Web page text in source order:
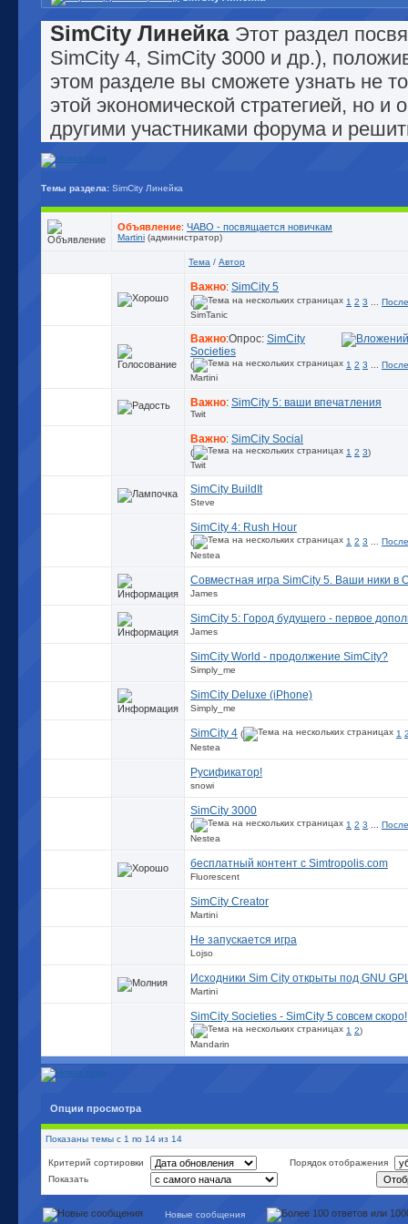
SimCity Линейка Этот раздел
SimCity 4, SimCity 3000 и др.),
этом разделе вы сможете узнать не
этой экономической стратегией, но
другими участниками форума и
Темы раздела: SimCity Линейка
Объявление: ЧАВО - посвящается новичкам
Martini (администратор)
Тема / Автор
Важно: SimCity 5
( 1 2 3
SimTanic
Важно:Опрос: SimCity
Societies
( 1 2 3
Martini
Важно: SimCity 5: ваши впечатления
Twit
Важно: SimCity Social
( 1 2 3)
Twit
SimCity BuildIt
Steve
SimCity 4: Rush Hour
( 1 2 3
Nestea
Совместная игра SimCity 5. Ваши ники в
James
SimCity 5: Город будущего - первое
James
SimCity World - продолжение SimCity?
Simply_me
SimCity Deluxe (iPhone)
Simply_me
SimCity 4 ( 1
Nestea
Русификатор!
snowi
SimCity 3000
( 1 2 3
Nestea
бесплатный контент с Simtropolis.com
Fluorescent
SimCity Creator
Martini
Не запускается игра
Lojso
Исходники Sim City открыты под GNU
Martini
SimCity Societies - SimCity 5 совсем скоро!
( 1 2)
Mandarin
Опции просмотра
Показаны темы с 1 по 14 из 14
Критерий сортировки
Порядок отображения
Показать
Новые сообщения